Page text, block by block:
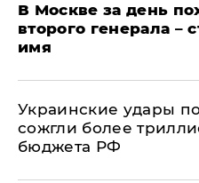
В Москве за день
второго генерала –
имя
Украинские удары
сожгли более
бюджета РФ